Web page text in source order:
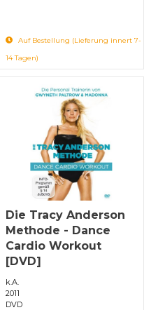
Auf Bestellung (Lieferung innert 7-
14 Tagen)
Die Tracy Anderson
Methode - Dance
Cardio Workout
[DVD]
k.A.
2011
DVD